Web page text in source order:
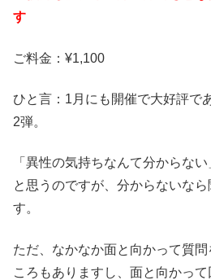
す
ご料金：¥1,100
ひと言：1月にも開催で大好評で
2弾。
「異性の気持ちなんて分からな
と思うのですが、分からないな
す。
ただ、なかなか面と向かって質
ころもありますし、面と向かっ